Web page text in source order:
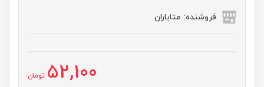
فروشنده: متاباران
52,100 تومان